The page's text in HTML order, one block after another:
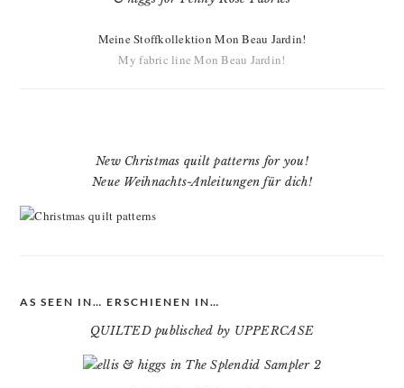
Meine Stoffkollektion Mon Beau Jardin!
My fabric line Mon Beau Jardin!
New Christmas quilt patterns for you!
Neue Weihnachts-Anleitungen für dich!
AS SEEN IN… ERSCHIENEN IN…
QUILTED publisched by UPPERCASE